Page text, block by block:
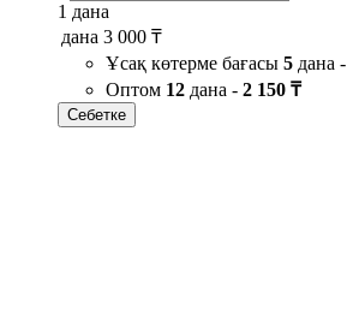
1 дана
дана 3 000 ₸
Ұсақ көтерме бағасы 5 дана -
Оптом 12 дана - 2 150 ₸
Себетке